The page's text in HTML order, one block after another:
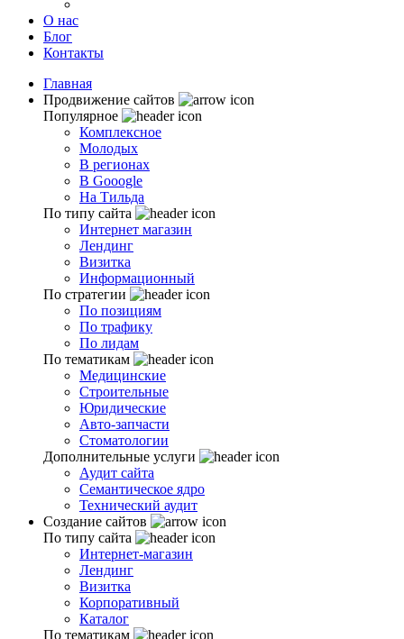
О нас
Блог
Контакты
Главная
Продвижение сайтов
Популярное
Комплексное
Молодых
В регионах
В Gooogle
На Тильда
По типу сайта
Интернет магазин
Лендинг
Визитка
Информационный
По стратегии
По позициям
По трафику
По лидам
По тематикам
Медицинские
Строительные
Юридические
Авто-запчасти
Стоматологии
Дополнительные услуги
Аудит сайта
Семантическое ядро
Технический аудит
Создание сайтов
По типу сайта
Интернет-магазин
Лендинг
Визитка
Корпоративный
Каталог
По тематикам